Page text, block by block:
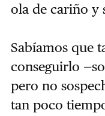
ola de cariño y
Sabíamos que
conseguirlo
pero no
tan poco